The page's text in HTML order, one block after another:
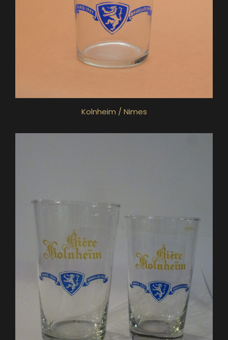
Kolnheim / Nimes